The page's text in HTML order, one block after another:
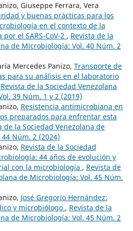
Giuseppe Ferrara, Vera
y buenas prácticas para los
en el contexto de la
el SARS-CoV-2 , Revista de la
de Microbiología: Vol. 40 Núm. 2
Mercedes Panizo, Transporte de
para su análisis en el laboratorio
Revista de la Sociedad Venezolana
39 Núm. 1 y 2 (2019)
Resistencia antimicrobiana en
preparados para enfrentar esta
de la Sociedad Venezolana de
Núm. 2 (2024)
Revista de la Sociedad
44 años de evolución y
con la microbiología , Revista de
de Microbiología: Vol. 45 Núm.
José Gregorio Hernández:
y microbiólogo , Revista de la
de Microbiología: Vol. 45 Núm. 2